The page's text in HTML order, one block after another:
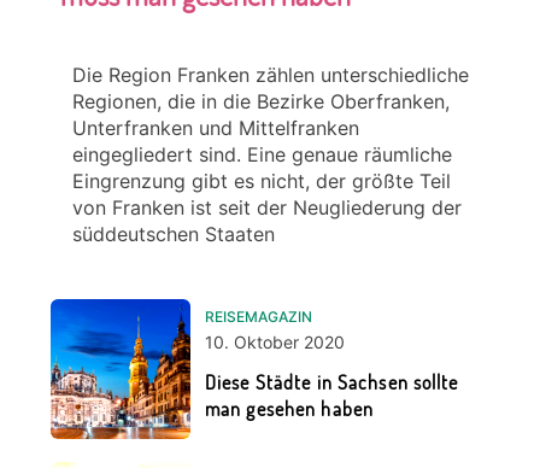
Die Region Franken zählen unterschiedliche
Regionen, die in die Bezirke Oberfranken,
Unterfranken und Mittelfranken
eingegliedert sind. Eine genaue räumliche
Eingrenzung gibt es nicht, der größte Teil
von Franken ist seit der Neugliederung der
süddeutschen Staaten
REISEMAGAZIN
10. Oktober 2020
Diese Städte in Sachsen sollte
man gesehen haben